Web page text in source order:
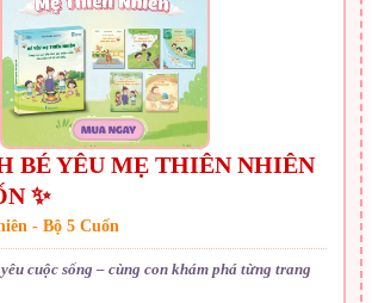
BÉ YÊU MẸ THIÊN NHIÊN
✨
- Bộ 5 Cuốn
cuộc sống – cùng con khám phá từng trang